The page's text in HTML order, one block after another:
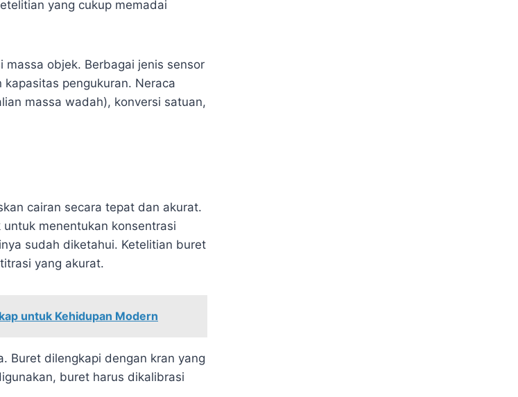
yang cukup memadai
objek. Berbagai jenis sensor
pengukuran. Neraca
massa wadah), konversi satuan,
cairan secara tepat dan akurat.
menentukan konsentrasi
sudah diketahui. Ketelitian buret
yang akurat.
untuk Kehidupan Modern
Buret dilengkapi dengan kran yang
buret harus dikalibrasi